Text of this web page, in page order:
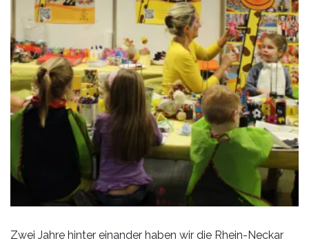
Zwei Jahre hinter einander haben wir die Rhein-Neckar